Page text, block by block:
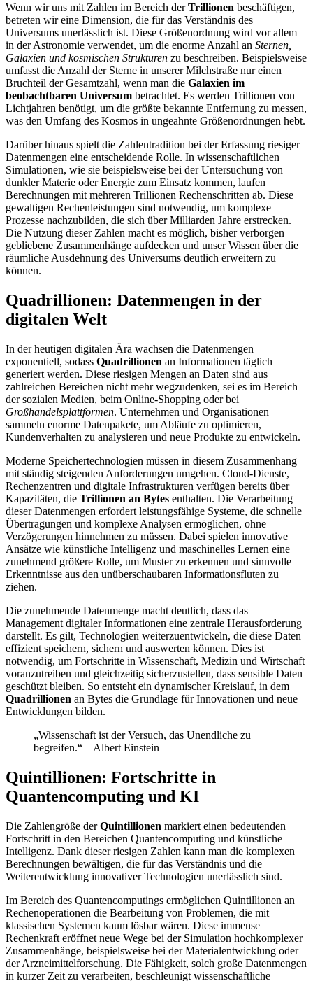
Wenn wir uns mit Zahlen im Bereich derTrillionen beschäftigen,
betreten wir eine Dimension, die für das Verständnis des
Universums unerlässlich ist. Diese Größenordnung wird vor allem
in der Astronomie verwendet, um die enorme Anzahl an Sternen,
Galaxien und kosmischen Strukturen zu beschreiben. Beispielsweise
umfasst die Anzahl der Sterne in unserer Milchstraße nur einen
Bruchteil der Gesamtzahl, wenn man die Galaxien im
beobachtbaren Universum betrachtet. Es werden Trillionen von
Lichtjahren benötigt, um die größte bekannte Entfernung zu messen,
was den Umfang des Kosmos in ungeahnte Größenordnungen hebt.
Darüber hinaus spielt die Zahlentradition bei der Erfassung riesiger
Datenmengen eine entscheidende Rolle. In wissenschaftlichen
Simulationen, wie sie beispielsweise bei der Untersuchung von
dunkler Materie oder Energie zum Einsatz kommen, laufen
Berechnungen mit mehreren Trillionen Rechenschritten ab. Diese
gewaltigen Rechenleistungen sind notwendig, um komplexe
Prozesse nachzubilden, die sich über Milliarden Jahre erstrecken.
Die Nutzung dieser Zahlen macht es möglich, bisher verborgen
gebliebene Zusammenhänge aufdecken und unser Wissen über die
räumliche Ausdehnung des Universums deutlich erweitern zu
können.
Quadrillionen: Datenmengen in der
digitalen Welt
In der heutigen digitalen Ära wachsen die Datenmengen
exponentiell, sodass Quadrillionen an Informationen täglich
generiert werden. Diese riesigen Mengen an Daten sind aus
zahlreichen Bereichen nicht mehr wegzudenken, sei es im Bereich
der sozialen Medien, beim Online-Shopping oder bei
Großhandelsplattformen. Unternehmen und Organisationen
sammeln enorme Datenpakete, um Abläufe zu optimieren,
Kundenverhalten zu analysieren und neue Produkte zu entwickeln.
Moderne Speichertechnologien müssen in diesem Zusammenhang
mit ständig steigenden Anforderungen umgehen. Cloud-Dienste,
Rechenzentren und digitale Infrastrukturen verfügen bereits über
Kapazitäten, die Trillionen an Bytes enthalten. Die Verarbeitung
dieser Datenmengen erfordert leistungsfähige Systeme, die schnelle
Übertragungen und komplexe Analysen ermöglichen, ohne
Verzögerungen hinnehmen zu müssen. Dabei spielen innovative
Ansätze wie künstliche Intelligenz und maschinelles Lernen eine
zunehmend größere Rolle, um Muster zu erkennen und sinnvolle
Erkenntnisse aus den unüberschaubaren Informationsfluten zu
ziehen.
Die zunehmende Datenmenge macht deutlich, dass das
Management digitaler Informationen eine zentrale Herausforderung
darstellt. Es gilt, Technologien weiterzuentwickeln, die diese Daten
effizient speichern, sichern und auswerten können. Dies ist
notwendig, um Fortschritte in Wissenschaft, Medizin und Wirtschaft
voranzutreiben und gleichzeitig sicherzustellen, dass sensible Daten
geschützt bleiben. So entsteht ein dynamischer Kreislauf, in dem
Quadrillionen an Bytes die Grundlage für Innovationen und neue
Entwicklungen bilden.
„Wissenschaft ist der Versuch, das Unendliche zu
begreifen.“ – Albert Einstein
Quintillionen: Fortschritte in
Quantencomputing und KI
Die Zahlengröße derQuintillionen markiert einen bedeutenden
Fortschritt in den Bereichen Quantencomputing und künstliche
Intelligenz. Dank dieser riesigen Zahlen kann man die komplexen
Berechnungen bewältigen, die für das Verständnis und die
Weiterentwicklung innovativer Technologien unerlässlich sind.
Im Bereich des Quantencomputings ermöglichen Quintillionen an
Rechenoperationen die Bearbeitung von Problemen, die mit
klassischen Systemen kaum lösbar wären. Diese immense
Rechenkraft eröffnet neue Wege bei der Simulation hochkomplexer
Zusammenhänge, beispielsweise bei der Materialentwicklung oder
der Arzneimittelforschung. Die Fähigkeit, solch große Datenmengen
in kurzer Zeit zu verarbeiten, beschleunigt wissenschaftliche